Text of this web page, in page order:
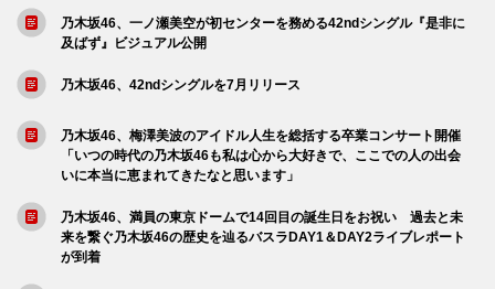
乃木坂46、一ノ瀬美空が初センターを務める42ndシングル『是非に
及ばず』ビジュアル公開
乃木坂46、42ndシングルを7月リリース
乃木坂46、梅澤美波のアイドル人生を総括する卒業コンサート開催
「いつの時代の乃木坂46も私は心から大好きで、ここでの人の出会
いに本当に恵まれてきたなと思います」
乃木坂46、満員の東京ドームで14回目の誕生日をお祝い 過去と未
来を繋ぐ乃木坂46の歴史を辿るバスラDAY1＆DAY2ライブレポート
が到着